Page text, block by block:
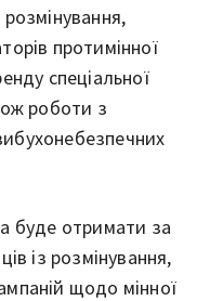
протимінної
спеціальної
роботи з
буде отримати за
із розмінування,
щодо мінної